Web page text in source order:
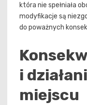
która nie spełniała
modyfikacje są
do poważnych
i
miejscu